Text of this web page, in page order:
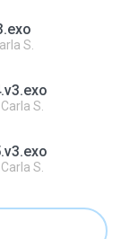
S.
Carla S.
Carla S.